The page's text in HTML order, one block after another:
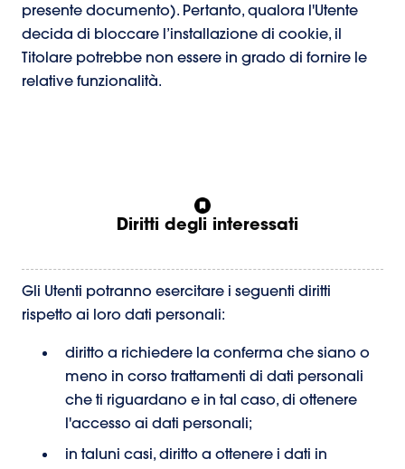
presente documento). Pertanto, qualora l'Utente
decida di bloccare l’installazione di cookie, il
Titolare potrebbe non essere in grado di fornire le
relative funzionalità.
Diritti degli interessati
Gli Utenti potranno esercitare i seguenti diritti
rispetto ai loro dati personali:
diritto a richiedere la conferma che siano o
meno in corso trattamenti di dati personali
che ti riguardano e in tal caso, di ottenere
l'accesso ai dati personali;
in taluni casi, diritto a ottenere i dati in